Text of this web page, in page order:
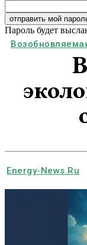
Пароль будет
Energy-News.ru